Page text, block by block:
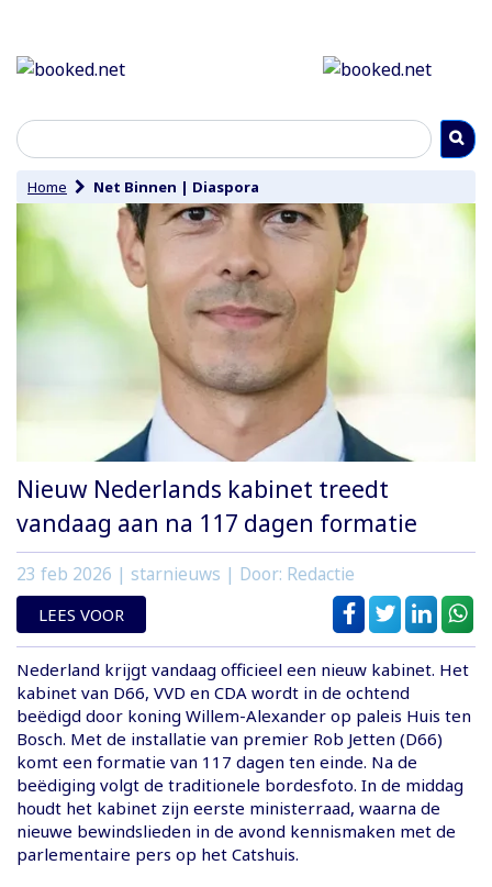
Home Net Binnen | Diaspora
Nieuw Nederlands kabinet treedt
vandaag aan na 117 dagen formatie
23 feb 2026 | starnieuws | Door: Redactie
LEES VOOR
Nederland krijgt vandaag officieel een nieuw kabinet. Het
kabinet van D66, VVD en CDA wordt in de ochtend
beëdigd door koning Willem-Alexander op paleis Huis ten
Bosch. Met de installatie van premier Rob Jetten (D66)
komt een formatie van 117 dagen ten einde. Na de
beëdiging volgt de traditionele bordesfoto. In de middag
houdt het kabinet zijn eerste ministerraad, waarna de
nieuwe bewindslieden in de avond kennismaken met de
parlementaire pers op het Catshuis.